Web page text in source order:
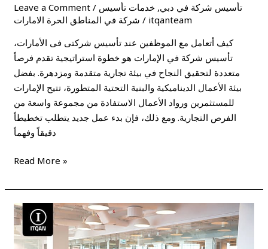
Leave a Comment / تأسيس شركة في دبي, خدمات تأسيس
شركة في المناطق الحرة الامارات / itqanteam
كيف أتعامل مع الموظفين عند تأسيس شركتى فى الأمارات،
تأسيس شركة في الإمارات هو خطوة استراتيجية تقدم فرصاً
متعددة لتحقيق النجاح في بيئة تجارية متقدمة ومزدهرة. بفضل
بيئة الأعمال الديناميكية والبنية التحتية المتطورة، تتيح الإمارات
للمستثمرين ورواد الأعمال الاستفادة من مجموعة واسعة من
الفرص التجارية. ومع ذلك، فإن بدء عمل جديد يتطلب تخطيطاً
دقيقاً وفهماً
Read More »
متطلبات
تأسيس
شركة